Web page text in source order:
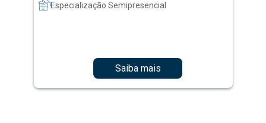
Especialização Semipresencial
Saiba mais